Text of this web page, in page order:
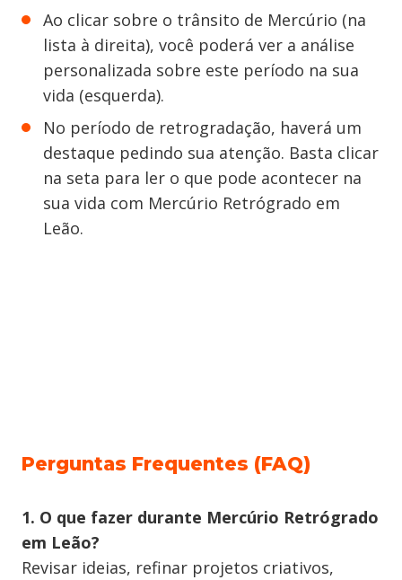
Ao clicar sobre o trânsito de Mercúrio (na
lista à direita), você poderá ver a análise
personalizada sobre este período na sua
vida (esquerda).
No período de retrogradação, haverá um
destaque pedindo sua atenção. Basta clicar
na seta para ler o que pode acontecer na
sua vida com Mercúrio Retrógrado em
Leão.
Perguntas Frequentes (FAQ)
1. O que fazer durante Mercúrio Retrógrado
em Leão?
Revisar ideias, refinar projetos criativos,